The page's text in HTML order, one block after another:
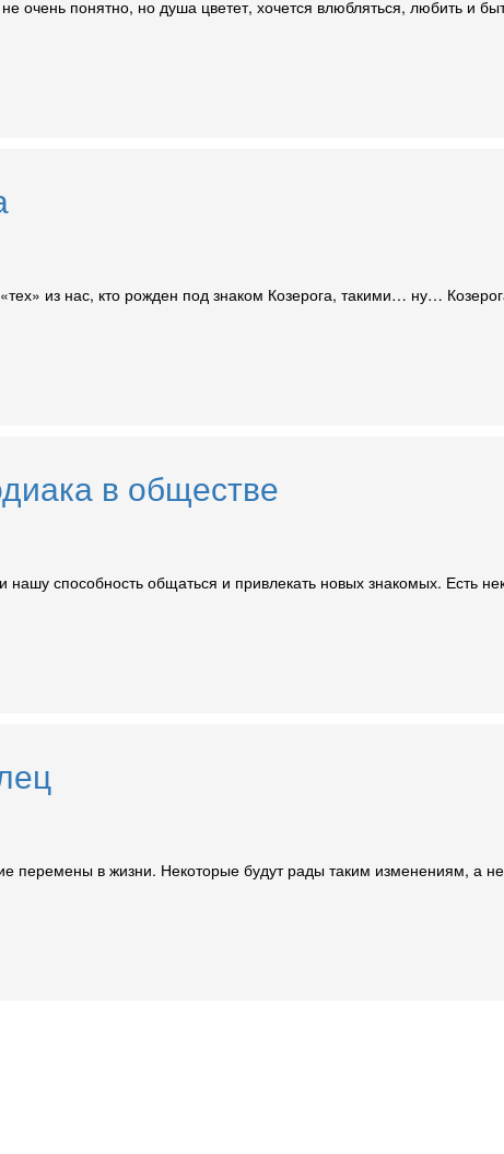
очень понятно, но душа цветет, хочется влюбляться, любить и
из нас, кто рожден под знаком Козерога, такими… ну…
в обществе
способность общаться и привлекать новых знакомых. Есть
перемены в жизни. Некоторые будут рады таким изменениям, а